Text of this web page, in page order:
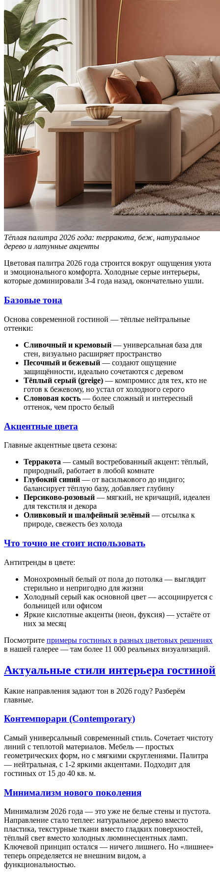
Тёплая палитра 2026 года: терракота, беж, натуральное
дерево и латунные акценты
Цветовая палитра 2026 года строится вокруг ощущения уюта
и эмоционального комфорта. Холодные серые интерьеры,
которые доминировали 3-4 года назад, окончательно ушли.
Базовые тона
Основа современной гостиной — тёплые нейтральные
оттенки:
Сливочный и кремовый — универсальная база для
стен, визуально расширяет пространство
Песочный и бежевый — создают ощущение
защищённости, идеально сочетаются с деревом
Тёплый серый (greige) — компромисс для тех, кто не
готов к бежевому, но устал от холодного серого
Слоновая кость — более сложный и интересный
оттенок, чем просто белый
Акцентные цвета
Главные акцентные цвета сезона:
Терракота — самый востребованный акцент: тёплый,
природный, работает в любой комнате
Глубокий синий — от василькового до индиго;
балансирует тёплую базу, добавляет глубину
Персиково-розовый — мягкий, не кричащий, идеален
для текстиля и декора
Оливковый и шалфейный зелёный — отсылка к
природе, свежесть без холода
Что точно не стоит использовать
Антитренды в цвете:
Монохромный белый от пола до потолка — выглядит
стерильно и непригодно для жизни
Холодный серый как основной цвет — ассоциируется с
больницей или офисом
Яркие кислотные акценты (неон, фуксия) — устаёте от
них за месяц
Посмотрите примеры гостиных в разных цветовых решениях
в нашей галерее — там более 11 000 реальных визуализаций.
Актуальные стили интерьера гостиной
Какие направления задают тон в 2026 году? Разберём
главные.
Контемпорари (Contemporary)
Самый универсальный современный стиль. Сочетает чистоту
линий с теплотой материалов. Мебель — простых
геометрических форм, но с мягкими скруглениями. Палитра
— нейтральная, с 1-2 яркими акцентами. Подходит для
гостиных от 15 до 40 кв. м.
Минимализм нового поколения
Минимализм 2026 года — это уже не белые стены и пустота.
Направление стало теплее: натуральное дерево вместо
пластика, текстурные ткани вместо гладких поверхностей,
тёплый свет вместо холодных люминесцентных ламп.
Ключевой принцип остался — ничего лишнего. Но «лишнее»
теперь определяется не внешним видом, а
функциональностью.